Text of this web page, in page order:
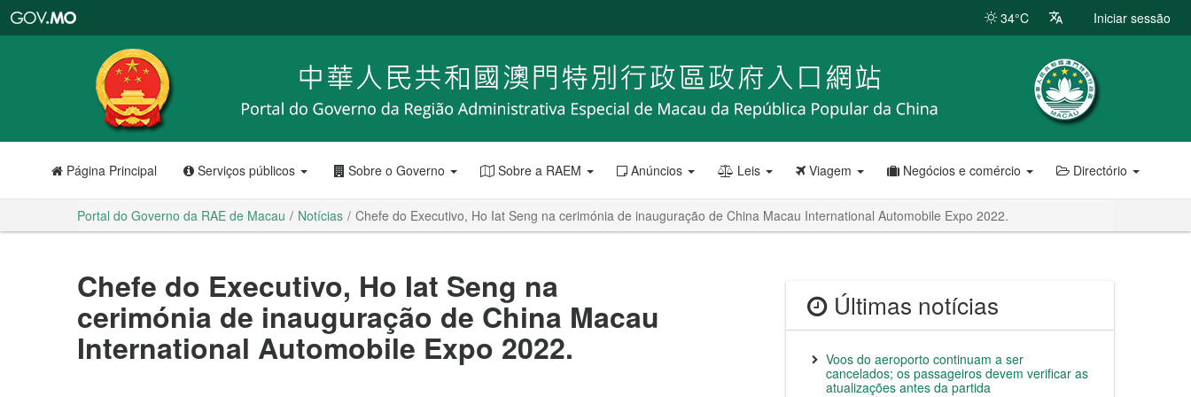
RAE
de
Macau
34°C Iniciar sessão
Página Principal Serviços públicos Sobre o Governo Sobre a RAEM Anúncios Leis Viagem Negócios e comércio Directório
Portal do Governo da RAE de Macau Notícias Chefe do Executivo, Ho Iat Seng na cerimónia de inauguração de China Macau International Automobile Expo 2022.
Chefe do Executivo, Ho Iat Seng na
cerimónia de inauguração de China Macau
International Automobile Expo 2022.
Últimas notícias
Voos do aeroporto continuam a ser
cancelados; os passageiros devem verificar as
atualizações antes da partida